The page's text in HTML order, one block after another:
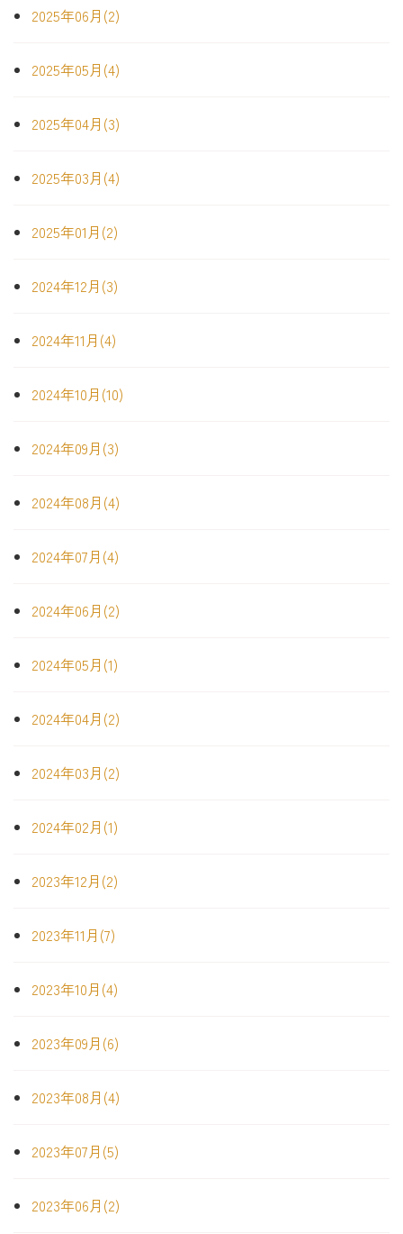
2025年06月(2)
2025年05月(4)
2025年04月(3)
2025年03月(4)
2025年01月(2)
2024年12月(3)
2024年11月(4)
2024年10月(10)
2024年09月(3)
2024年08月(4)
2024年07月(4)
2024年06月(2)
2024年05月(1)
2024年04月(2)
2024年03月(2)
2024年02月(1)
2023年12月(2)
2023年11月(7)
2023年10月(4)
2023年09月(6)
2023年08月(4)
2023年07月(5)
2023年06月(2)